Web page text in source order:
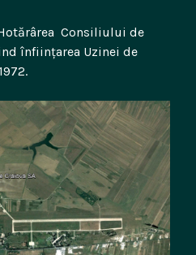
Consiliului de
înfiinţarea Uzinei de